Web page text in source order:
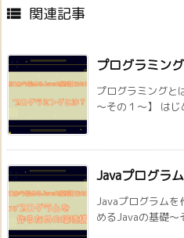
 関連記事
プログラミン
プログラミングと
～その１～】 はじ
Javaプログラ
Javaプログラムを
めるJavaの基礎～